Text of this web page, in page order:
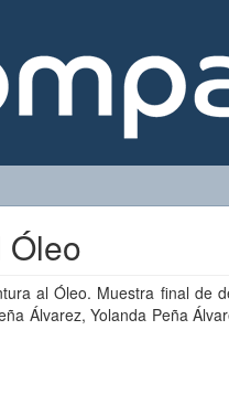
Óleo
al Óleo. Muestra final de
Álvarez, Yolanda Peña